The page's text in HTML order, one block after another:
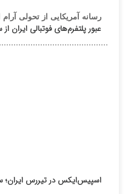
رسانه آمریکایی از تحولی
عبور پلتفرم‌های فوتبالی ایران
اسپیس‌ایکس در تیررس ایران؛